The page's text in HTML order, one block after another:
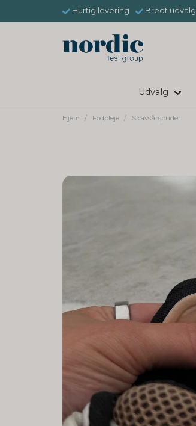
Hurtig levering Bredt udvalg
Udvalg
Hjem Fodpleje Skavsårspuder